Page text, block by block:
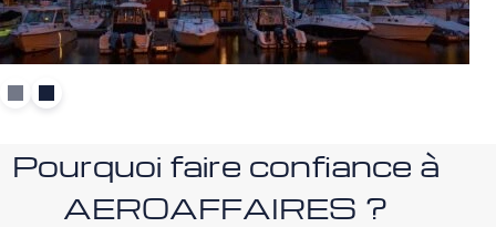
Pourquoi faire confiance à
AEROAFFAIRES ?